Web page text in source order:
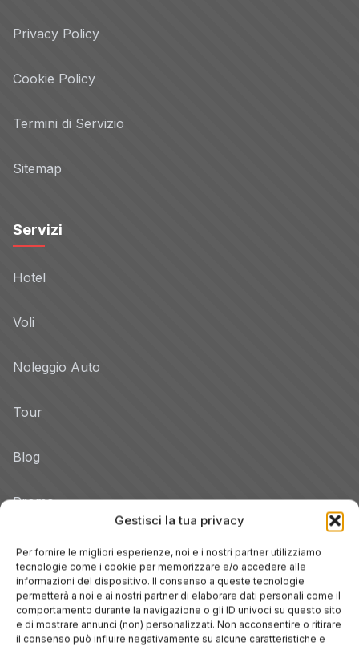
Gestisci la tua privacy
Per fornire le migliori esperienze, noi e i nostri partner utilizziamo
tecnologie come i cookie per memorizzare e/o accedere alle
informazioni del dispositivo. Il consenso a queste tecnologie
permetterà a noi e ai nostri partner di elaborare dati personali come il
comportamento durante la navigazione o gli ID univoci su questo sito
e di mostrare annunci (non) personalizzati. Non acconsentire o ritirare
il consenso può influire negativamente su alcune caratteristiche e
Privacy Policy
Cookie Policy
Termini di Servizio
Sitemap
Servizi
Hotel
Voli
Noleggio Auto
Tour
Blog
Promo
Veneto
Toscana